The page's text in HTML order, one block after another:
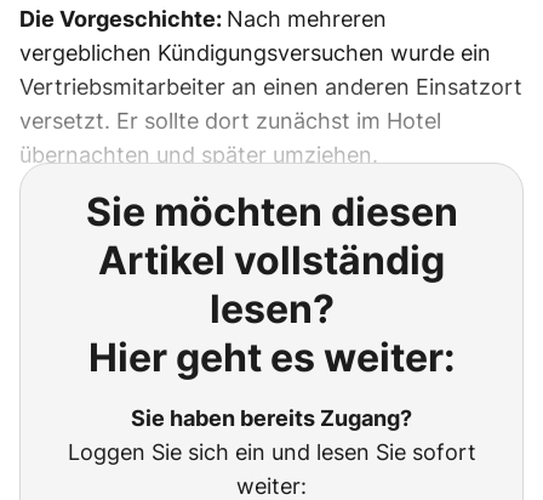
Die Vorgeschichte: Nach mehreren
vergeblichen Kündigungsversuchen wurde ein
Vertriebsmitarbeiter an einen anderen Einsatzort
versetzt. Er sollte dort zunächst im Hotel
übernachten und später umziehen.
Sie möchten diesen
Artikel vollständig
lesen?
Hier geht es weiter:
Sie haben bereits Zugang?
Loggen Sie sich ein und lesen Sie sofort
weiter: